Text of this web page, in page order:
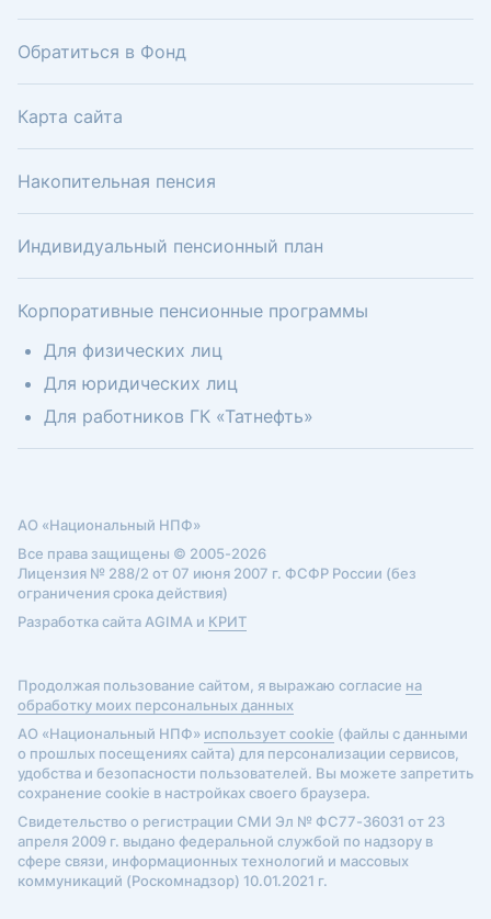
Обратиться в Фонд
Карта сайта
Накопительная пенсия
Индивидуальный пенсионный план
Корпоративные пенсионные программы
Для физических лиц
Для юридических лиц
Для работников ГК «Татнефть»
АО «Национальный НПФ»
Все права защищены © 2005-2026
Лицензия № 288/2 от 07 июня 2007 г. ФСФР России (без
ограничения срока действия)
Разработка сайта AGIMA и КРИТ
Продолжая пользование сайтом, я выражаю согласие на
обработку моих персональных данных
АО «Национальный НПФ» использует cookie (файлы с данными
о прошлых посещениях сайта) для персонализации сервисов,
удобства и безопасности пользователей. Вы можете запретить
сохранение cookie в настройках своего браузера.
Свидетельство о регистрации СМИ Эл № ФС77-36031 от 23
апреля 2009 г. выдано федеральной службой по надзору в
сфере связи, информационных технологий и массовых
коммуникаций (Роскомнадзор) 10.01.2021 г.